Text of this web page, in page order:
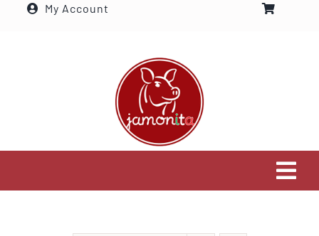
Salta
My Account